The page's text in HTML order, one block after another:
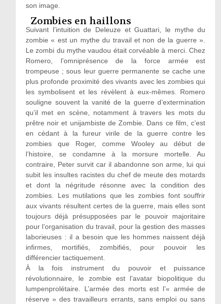
son image.
Zombies en haillons
Suivant l’intuition de Deleuze et Guattari, le mythe du
zombie « est un mythe du travail et non de la guerre ».
Le zombi du mythe vaudou était corvéable à merci. Chez
Romero, l’omniprésence de la force armée est
trompeuse ; sous leur guerre permanente se cache une
plus profonde proximité des vivants avec les zombies qui
les symbolisent et les révèlent à eux-mêmes. Romero
souligne souvent la vanité de la guerre d’extermination
qu’il met en scène, notamment à travers les mots du
prêtre noir et unijambiste de Zombie. Dans ce film, c’est
en cédant à la fureur virile de la guerre contre les
zombies que Roger, comme Wooley au début de
l’histoire, se condamne à la morsure mortelle. Au
contraire, Peter survit car il abandonne son arme, lui qui
subit les insultes racistes du chef de meute des motards
et dont la négritude résonne avec la condition des
zombies. Les mutilations que les zombies font souffrir
aux vivants résultent certes de la guerre, mais elles sont
toujours déjà présupposées par le pouvoir majoritaire
pour l’organisation du travail, pour la gestion des masses
laborieuses : il a besoin que les hommes naissent déjà
infirmes, mortifiés, zombifiés, pour pouvoir les
différencier tactiquement.
À la fois instrument du pouvoir et puissance
révolutionnaire, le zombie est l’avatar biopolitique du
lumpenprolétaire. L’armée des morts est l’« armée de
réserve » des travailleurs errants, sans emploi ou sans